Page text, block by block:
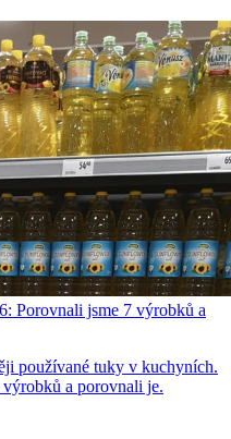
Porovnali jsme 7 výrobků a
používané tuky v kuchyních.
a porovnali je.